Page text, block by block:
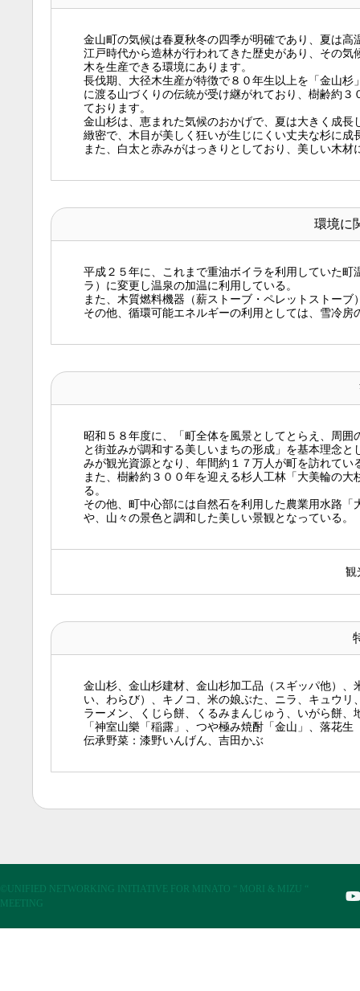
金山町の気候は春夏秋冬の四季が明確であり、夏は高
江戸時代から造林が行われてきた歴史があり、その
木を生産できる環境にあります。
長伐期、大径木生産が特徴で８０年生以上を「金山
に渡る山づくりの伝統が受け継がれており、樹齢約
ております。
金山杉は、恵まれた気候のおかげで、夏は大きく成
緻密で、木目が美しく狂いが生じにくい丈夫な杉に成
また、白太と赤みがはっきりとしており、美しい木材
環境に
平成２５年に、これまで重油ボイラを利用していた
ラ）に変更し温泉の加温に利用している。
また、木質燃料機器（薪ストーブ・ペレットストー
その他、循環可能エネルギーの利用としては、雪冷
昭和５８年度に、「町全体を風景としてとらえ、周
と街並みが調和する美しいまちの形成」を基本理念
みが観光資源となり、年間約１７万人が町を訪れてい
また、樹齢約３００年を迎える杉人工林「大美輪の
る。
その他、町中心部には自然石を利用した農業用水路
や、山々の景色と調和した美しい景観となっている。
観
金山杉、金山杉建材、金山杉加工品（スギッパ他）
い、わらび）、キノコ、米の娘ぶた、ニラ、キュウ
ラーメン、くじら餅、くるみまんじゅう、いがら餅
「神室山樂「稲露」、つや極み焼酎「金山」、落花生
伝承野菜：漆野いんげん、吉田かぶ
©UNIFIED NETWORKING INITIATIVE FOR MINATO “ MORI & MIZU “
MEETING